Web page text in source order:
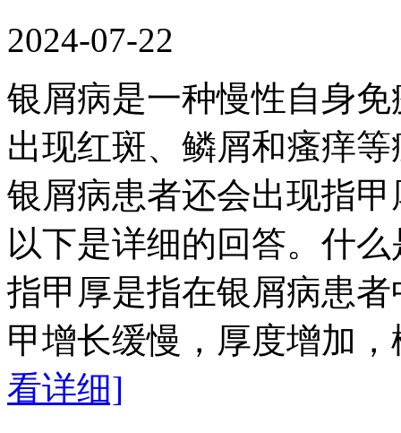
2024-07-22
银屑病是一种慢性自身
出现红斑、鳞屑和瘙痒
银屑病患者还会出现指
以下是详细的回答。什
指甲厚是指在银屑病患
甲增长缓慢，厚度增加
看详细]